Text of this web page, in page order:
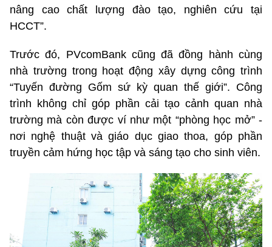
nâng cao chất lượng đào tạo, nghiên cứu tại
HCCT”.
Trước đó, PVcomBank cũng đã đồng hành cùng
nhà trường trong hoạt động xây dựng công trình
“Tuyến đường Gốm sứ kỳ quan thế giới”. Công
trình không chỉ góp phần cải tạo cảnh quan nhà
trường mà còn được ví như một “phòng học mở” -
nơi nghệ thuật và giáo dục giao thoa, góp phần
truyền cảm hứng học tập và sáng tạo cho sinh viên.